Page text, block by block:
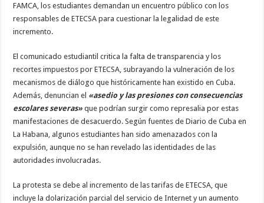
FAMCA, los estudiantes demandan un encuentro público con los
responsables de ETECSA para cuestionar la legalidad de este
incremento.
El comunicado estudiantil critica la falta de transparencia y los
recortes impuestos por ETECSA, subrayando la vulneración de los
mecanismos de diálogo que históricamente han existido en Cuba.
Además, denuncian el «asedio y las presiones con consecuencias
escolares severas» que podrían surgir como represalia por estas
manifestaciones de desacuerdo. Según fuentes de Diario de Cuba en
La Habana, algunos estudiantes han sido amenazados con la
expulsión, aunque no se han revelado las identidades de las
autoridades involucradas.
La protesta se debe al incremento de las tarifas de ETECSA, que
incluye la dolarización parcial del servicio de Internet y un aumento